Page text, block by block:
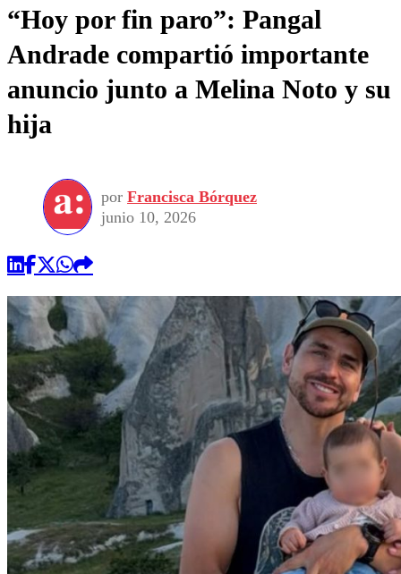
“Hoy por fin paro”: Pangal
Andrade compartió importante
anuncio junto a Melina Noto y su
hija
por Francisca Bórquez
junio 10, 2026